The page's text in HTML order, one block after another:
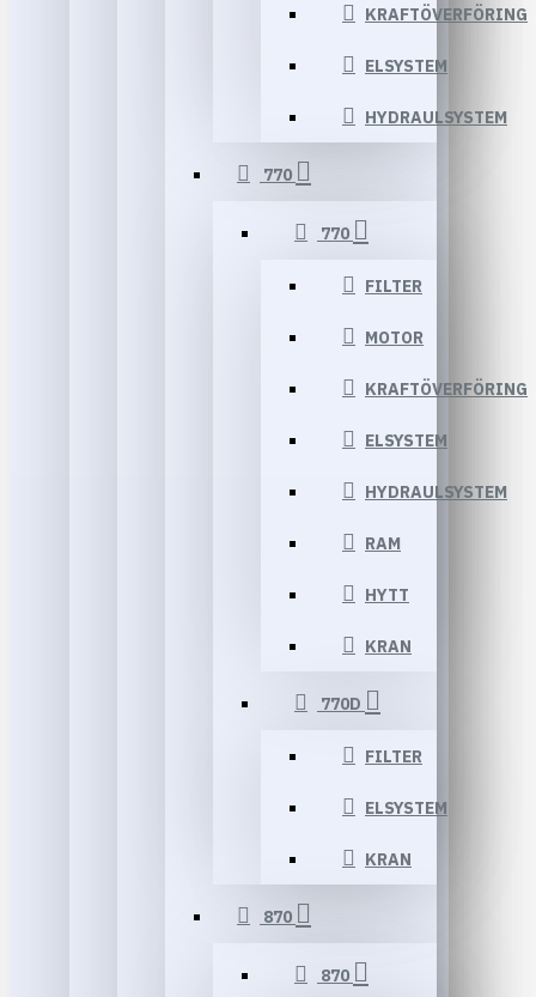
KRAFTÖVERFÖRING
ELSYSTEM
HYDRAULSYSTEM
770
770
FILTER
MOTOR
KRAFTÖVERFÖRING
ELSYSTEM
HYDRAULSYSTEM
RAM
HYTT
KRAN
770D
FILTER
ELSYSTEM
KRAN
870
870